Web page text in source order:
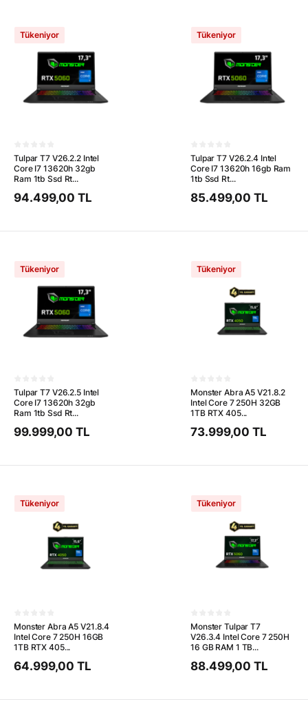
Tükeniyor
Tulpar T7 V26.2.2 Intel
Core I7 13620h 32gb
Ram 1tb Ssd Rt...
94.499,00 TL
Tükeniyor
Tulpar T7 V26.2.4 Intel
Core I7 13620h 16gb Ram
1tb Ssd Rt...
85.499,00 TL
Tükeniyor
Tulpar T7 V26.2.5 Intel
Core I7 13620h 32gb
Ram 1tb Ssd Rt...
99.999,00 TL
Tükeniyor
Monster Abra A5 V21.8.2
Intel Core 7 250H 32GB
1TB RTX 405...
73.999,00 TL
Tükeniyor
Monster Abra A5 V21.8.4
Intel Core 7 250H 16GB
1TB RTX 405...
64.999,00 TL
Tükeniyor
Monster Tulpar T7
V26.3.4 Intel Core 7 250H
16 GB RAM 1 TB...
88.499,00 TL